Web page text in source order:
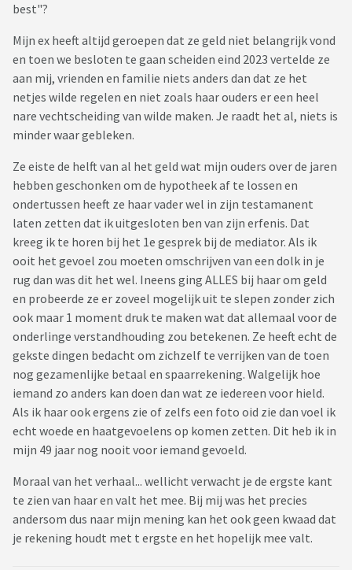
best"?
Mijn ex heeft altijd geroepen dat ze geld niet belangrijk vond
en toen we besloten te gaan scheiden eind 2023 vertelde ze
aan mij, vrienden en familie niets anders dan dat ze het
netjes wilde regelen en niet zoals haar ouders er een heel
nare vechtscheiding van wilde maken. Je raadt het al, niets is
minder waar gebleken.
Ze eiste de helft van al het geld wat mijn ouders over de jaren
hebben geschonken om de hypotheek af te lossen en
ondertussen heeft ze haar vader wel in zijn testamanent
laten zetten dat ik uitgesloten ben van zijn erfenis. Dat
kreeg ik te horen bij het 1e gesprek bij de mediator. Als ik
ooit het gevoel zou moeten omschrijven van een dolk in je
rug dan was dit het wel. Ineens ging ALLES bij haar om geld
en probeerde ze er zoveel mogelijk uit te slepen zonder zich
ook maar 1 moment druk te maken wat dat allemaal voor de
onderlinge verstandhouding zou betekenen. Ze heeft echt de
gekste dingen bedacht om zichzelf te verrijken van de toen
nog gezamenlijke betaal en spaarrekening. Walgelijk hoe
iemand zo anders kan doen dan wat ze iedereen voor hield.
Als ik haar ook ergens zie of zelfs een foto oid zie dan voel ik
echt woede en haatgevoelens op komen zetten. Dit heb ik in
mijn 49 jaar nog nooit voor iemand gevoeld.
Moraal van het verhaal... wellicht verwacht je de ergste kant
te zien van haar en valt het mee. Bij mij was het precies
andersom dus naar mijn mening kan het ook geen kwaad dat
je rekening houdt met t ergste en het hopelijk mee valt.